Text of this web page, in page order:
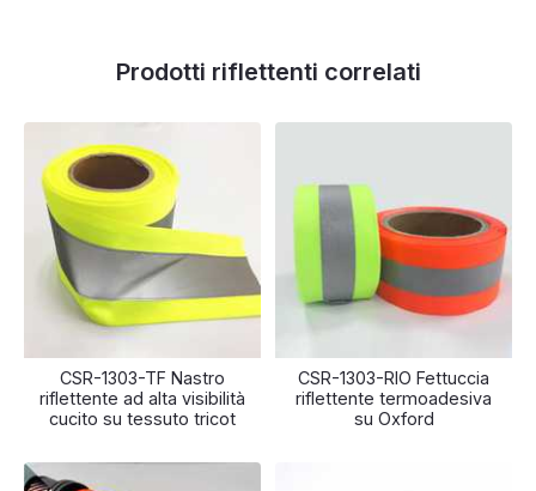
Prodotti riflettenti correlati
CSR-1303-TF Nastro
riflettente ad alta visibilità
cucito su tessuto tricot
CSR-1303-RIO Fettuccia
riflettente termoadesiva
su Oxford